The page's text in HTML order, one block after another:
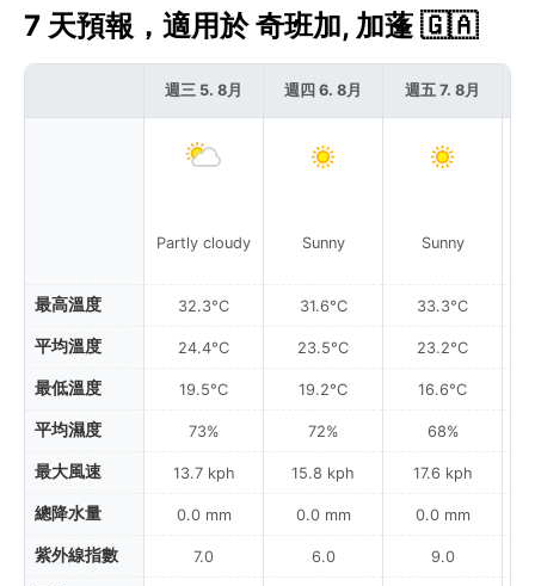
7 天預報，適用於 奇班加, 加蓬 🇬🇦
最高溫度
平均溫度
最低溫度
平均濕度
最大風速
總降水量
紫外線指數
週三 5. 8月
Partly cloudy
32.3°C
24.4°C
19.5°C
73%
13.7 kph
0.0 mm
7.0
週四 6. 8月
Sunny
31.6°C
23.5°C
19.2°C
72%
15.8 kph
0.0 mm
6.0
週五 7. 8月
Sunny
33.3°C
23.2°C
16.6°C
68%
17.6 kph
0.0 mm
9.0